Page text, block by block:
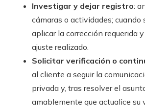
Investigar y dejar registro:
cámaras o actividades; cuando
aplicar la corrección requerida
ajuste realizado.
Solicitar verificación o
al cliente a seguir la
privada y, tras resolver el
amablemente que actualice su